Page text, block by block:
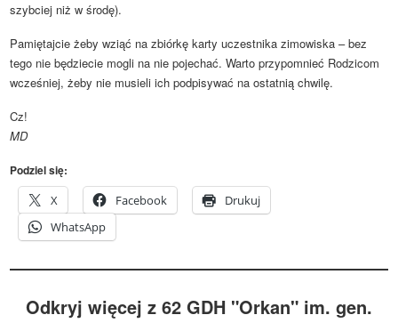
szybciej niż w środę).
Pamiętajcie żeby wziąć na zbiórkę karty uczestnika zimowiska – bez
tego nie będziecie mogli na nie pojechać. Warto przypomnieć Rodzicom
wcześniej, żeby nie musieli ich podpisywać na ostatnią chwilę.
Cz!
MD
Podziel się:
X
Facebook
Drukuj
WhatsApp
Odkryj więcej z 62 GDH "Orkan" im. gen.